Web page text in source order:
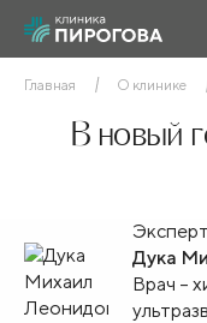
Главная О клинике
В новый
Дука
Врач –